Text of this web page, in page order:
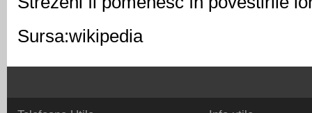
Sursa:wikipedia